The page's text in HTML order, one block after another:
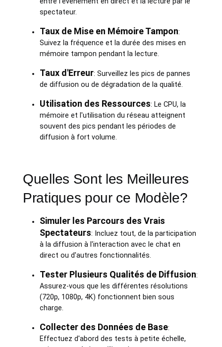
spectateur.
Taux de Mise en Mémoire Tampon:
Suivez la fréquence et la durée des mises en
mémoire tampon pendant la lecture.
Taux d'Erreur: Surveillez les pics de pannes
de diffusion ou de dégradation de la qualité.
Utilisation des Ressources: Le CPU, la
mémoire et l'utilisation du réseau atteignent
souvent des pics pendant les périodes de
diffusion à fort volume.
Quelles Sont les Meilleures
Pratiques pour ce Modèle?
Simuler les Parcours des Vrais
Spectateurs: Incluez tout, de la participation
à la diffusion à l'interaction avec le chat en
direct ou d'autres fonctionnalités.
Tester Plusieurs Qualités de Diffusion:
Assurez-vous que les différentes résolutions
(720p, 1080p, 4K) fonctionnent bien sous
charge.
Collecter des Données de Base:
Effectuez d'abord des tests à petite échelle,